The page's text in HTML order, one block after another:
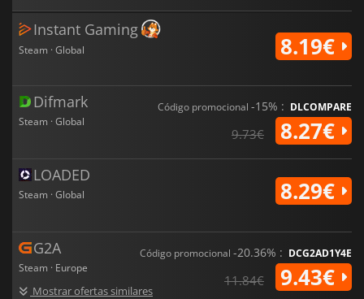
Instant Gaming
Steam · Global 8.19€
Difmark
Steam · Global
Código promocional -15% : DLCOMPARE
9.73€ 8.27€
LOADED
Steam · Global 8.29€
G2A
Steam · Europe
Mostrar ofertas similares
Código promocional -20.36% : DCG2AD1Y4E
11.84€ 9.43€